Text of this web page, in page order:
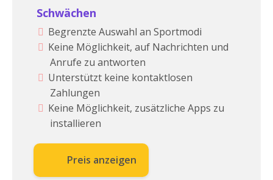
Schwächen
Begrenzte Auswahl an Sportmodi
Keine Möglichkeit, auf Nachrichten und
Anrufe zu antworten
Unterstützt keine kontaktlosen
Zahlungen
Keine Möglichkeit, zusätzliche Apps zu
installieren
Preis anzeigen